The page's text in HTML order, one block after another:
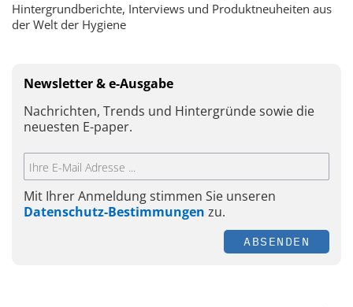
Hintergrundberichte, Interviews und Produktneuheiten aus
der Welt der Hygiene
Newsletter & e-Ausgabe
Nachrichten, Trends und Hintergründe sowie die
neuesten E-paper.
Mit Ihrer Anmeldung stimmen Sie unseren
Datenschutz-Bestimmungen zu.
ABSENDEN